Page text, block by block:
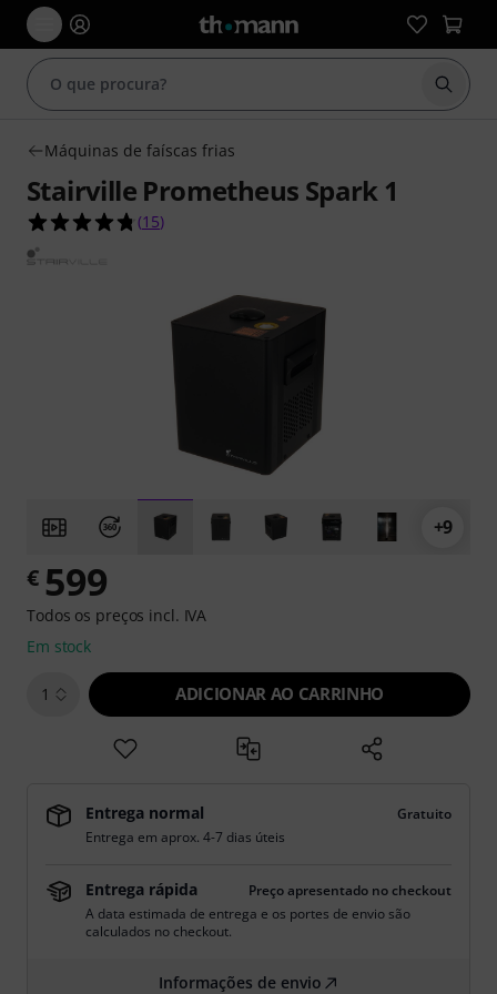
Iniciar
Máquinas de faíscas frias
Stairville Prometheus Spark 1
4.7 de 5 estrelas de 15 avaliações de clientes
(15)
+9
€ 599
Todos os preços incl. IVA
Em stock
1 ADICIONAR AO CARRINHO
Entrega normal
Gratuito
Entrega em aprox. 4-7 dias úteis
Entrega rápida
Preço apresentado no checkout
A data estimada de entrega e os portes de envio são
calculados no checkout.
Informações de envio